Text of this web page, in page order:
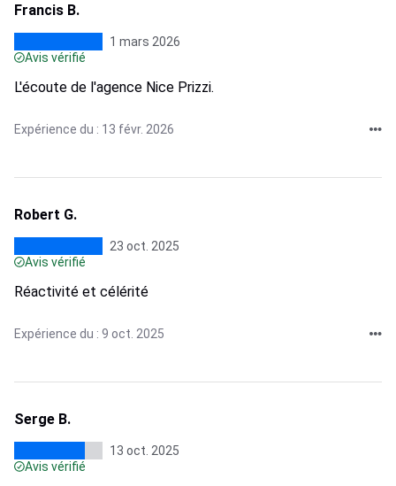
Francis B.
1 mars 2026
Avis vérifié
L'écoute de l'agence Nice Prizzi.
Expérience du : 13 févr. 2026
Robert G.
23 oct. 2025
Avis vérifié
Réactivité et célérité
Expérience du : 9 oct. 2025
Serge B.
13 oct. 2025
Avis vérifié